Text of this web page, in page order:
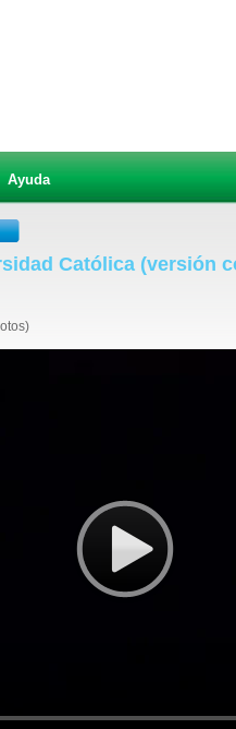
Ayuda
Católica (versión